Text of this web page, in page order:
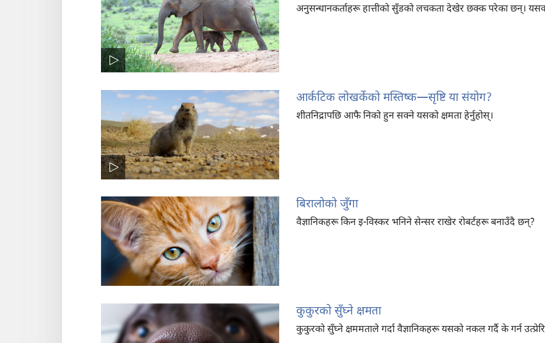
अनुसन्धानकर्ताहरू हात्तीको सुँडको लचकता देखेर छक्क परेका छन्‌।
आर्कटिक लोखर्केको मस्तिष्क​—सृष्टि या संयोग?
शीतनिद्रापछि आफै निको हुन सक्ने यसको क्षमता हेर्नुहोस्‌।
बिरालोको जुँगा
वैज्ञानिकहरू किन इ-विस्कर भनिने सेन्सर राखेर रोबर्टहरू बनाउँदै छन्‌?
कुकुरको सुँघ्ने क्षमता
कुकुरको सुँघ्ने क्षममताले गर्दा वैज्ञानिकहरू यसको नकल गर्दै के गर्न